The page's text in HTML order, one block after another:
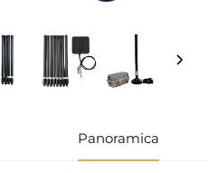
Panoramica